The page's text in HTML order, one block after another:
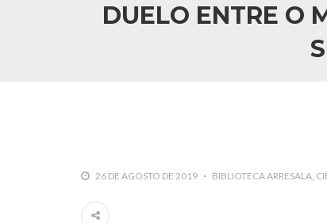
DUELO ENTRE O
26 DE AGOSTO DE 2019 BIBLIOTECA ARRESALA